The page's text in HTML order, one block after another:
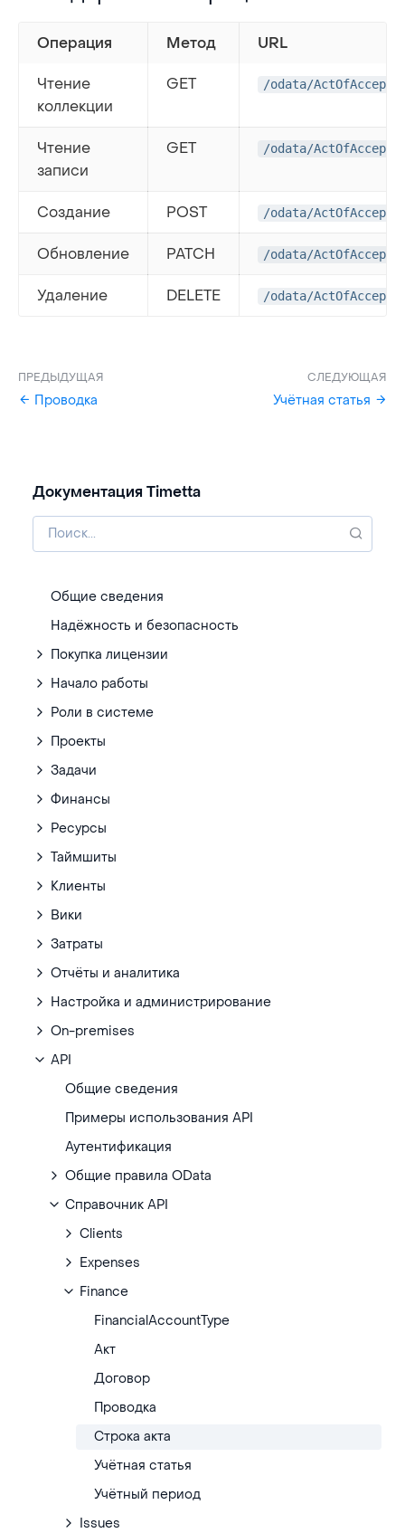
Документация Timetta
Общие сведения
Надёжность и безопасность
Покупка лицензии
Начало работы
Роли в системе
Проекты
Задачи
Финансы
Ресурсы
Таймшиты
Клиенты
Вики
Затраты
Отчёты и аналитика
Настройка и администрирование
On-premises
API
Общие сведения
Примеры использования API
Аутентификация
Общие правила OData
Справочник API
Clients
Expenses
Finance
FinancialAccountType
Акт
Договор
Проводка
Строка акта
Учётная статья
Учётный период
Issues
Операция Метод URL
Чтение
коллекции
GET /odata/
Чтение
записи
GET /odata/
Создание POST /odata/
Обновление PATCH /odata/
Удаление DELETE /odata/
ПРЕДЫДУЩАЯ
Проводка
СЛЕДУЮЩАЯ
Учётная статья